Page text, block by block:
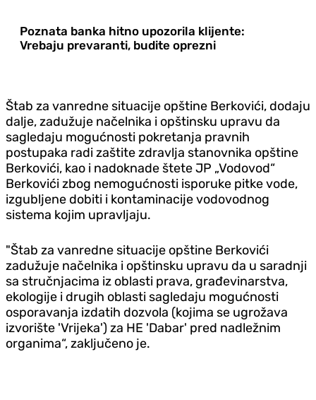
Poznata banka hitno upozorila klijente:
Vrebaju prevaranti, budite oprezni
Štab za vanredne situacije opštine Berkovići, dodaju
dalje, zadužuje načelnika i opštinsku upravu da
sagledaju mogućnosti pokretanja pravnih
postupaka radi zaštite zdravlja stanovnika opštine
Berkovići, kao i nadoknade štete JP „Vodovod“
Berkovići zbog nemogućnosti isporuke pitke vode,
izgubljene dobiti i kontaminacije vodovodnog
sistema kojim upravljaju.
"Štab za vanredne situacije opštine Berkovići
zadužuje načelnika i opštinsku upravu da u saradnji
sa stručnjacima iz oblasti prava, građevinarstva,
ekologije i drugih oblasti sagledaju mogućnosti
osporavanja izdatih dozvola (kojima se ugrožava
izvorište 'Vrijeka') za HE 'Dabar' pred nadležnim
organima“, zaključeno je.